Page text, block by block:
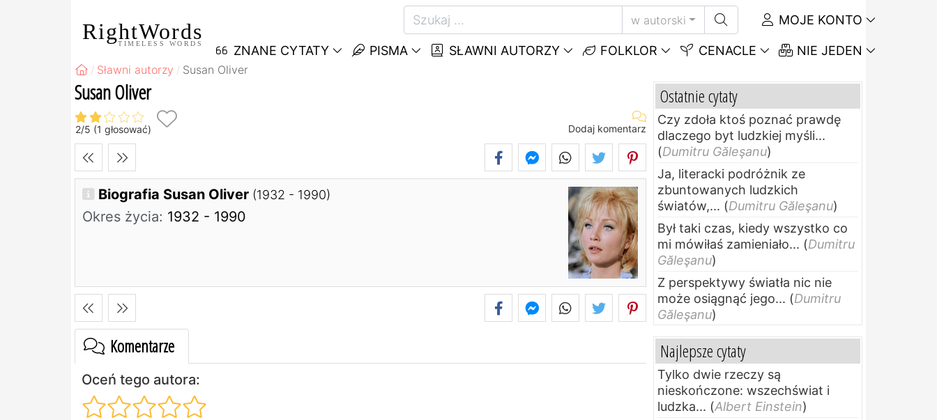
RightWords
TIMELESS WORDS
w autorski MOJE KONTO
ZNANE CYTATY PISMA SŁAWNI AUTORZY FOLKLOR CENACLE NIE JEDEN
Sławni autorzy Susan Oliver
Susan Oliver
2/5 (1 głosować) Dodaj komentarz
Biografia Susan Oliver (1932 - 1990)
Okres życia: 1932 - 1990
Komentarze
Oceń tego autora:
Ostatnie cytaty
Czy zdoła ktoś poznać prawdę
dlaczego byt ludzkiej myśli...
(Dumitru Găleşanu)
Ja, literacki podróżnik ze
zbuntowanych ludzkich
światów,... (Dumitru Găleşanu)
Był taki czas, kiedy wszystko co
mi mówiłaś zamieniało... (Dumitru
Găleşanu)
Z perspektywy światła nic nie
może osiągnąć jego... (Dumitru
Găleşanu)
Najlepsze cytaty
Tylko dwie rzeczy są
nieskończone: wszechświat i
ludzka... (Albert Einstein)